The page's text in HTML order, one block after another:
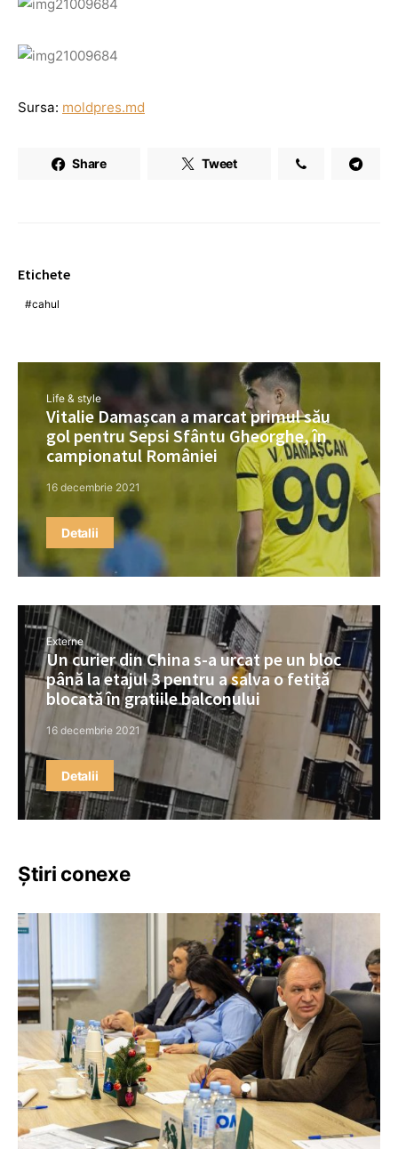
Sursa: moldpres.md
Share Tweet
Etichete
cahul
Life & style
Vitalie Damașcan a marcat primul său
gol pentru Sepsi Sfântu Gheorghe, în
campionatul României
16 decembrie 2021
Detalii
Externe
Un curier din China s-a urcat pe un bloc
până la etajul 3 pentru a salva o fetiță
blocată în gratiile balconului
16 decembrie 2021
Detalii
Știri conexe